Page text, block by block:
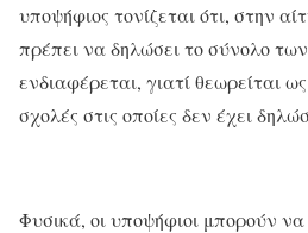
υποψήφιος τονίζεται ότι, στην
πρέπει να δηλώσει το σύνολο
ενδιαφέρεται, γιατί θεωρείται
σχολές στις οποίες δεν έχει
Φυσικά, οι υποψήφιοι μπορούν να